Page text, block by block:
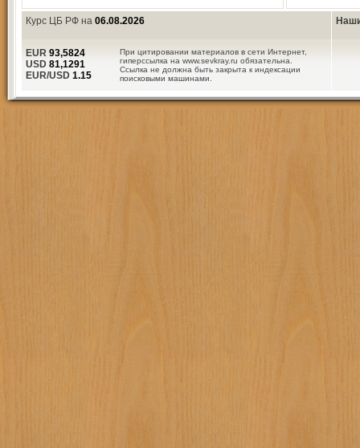
Курс ЦБ РФ на 06.08.2026
При цитировании материалов в сети Интернет,
гиперссылка на www.sevkray.ru обязательна.
Ссылка не должна быть закрыта к индексации
поисковыми машинами.
EUR 93,5824
USD 81,1291
EUR/USD 1.15